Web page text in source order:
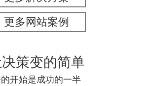
更多网站案例
策变的简单
开始是成功的一半